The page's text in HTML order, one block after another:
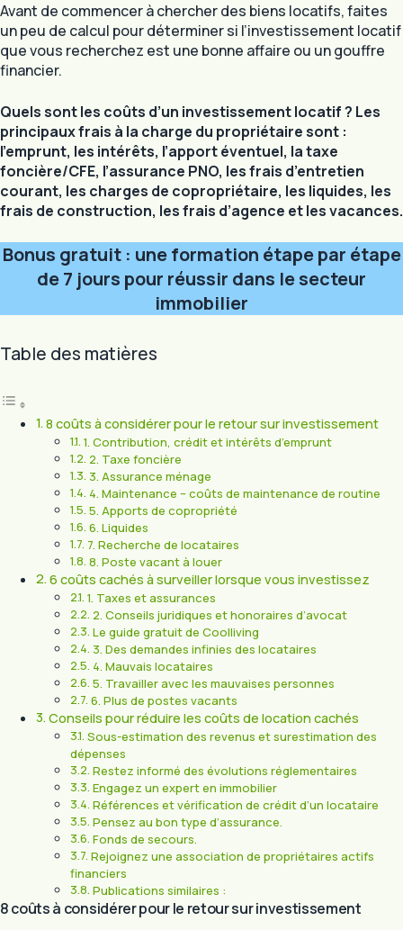
Avant de commencer à chercher des biens locatifs, faites
un peu de calcul pour déterminer si l’investissement locatif
que vous recherchez est une bonne affaire ou un gouffre
financier.
Quels sont les coûts d’un investissement locatif ? Les
principaux frais à la charge du propriétaire sont :
l’emprunt, les intérêts, l’apport éventuel, la taxe
foncière/CFE, l’assurance PNO, les frais d’entretien
courant, les charges de copropriétaire, les liquides, les
frais de construction, les frais d’agence et les vacances.
Bonus gratuit : une formation étape par étape
de 7 jours pour réussir dans le secteur
immobilier
Table des matières
8 coûts à considérer pour le retour sur investissement
1. Contribution, crédit et intérêts d’emprunt
2. Taxe foncière
3. Assurance ménage
4. Maintenance – coûts de maintenance de routine
5. Apports de copropriété
6. Liquides
7. Recherche de locataires
8. Poste vacant à louer
6 coûts cachés à surveiller lorsque vous investissez
1. Taxes et assurances
2. Conseils juridiques et honoraires d’avocat
Le guide gratuit de Coolliving
3. Des demandes infinies des locataires
4. Mauvais locataires
5. Travailler avec les mauvaises personnes
6. Plus de postes vacants
Conseils pour réduire les coûts de location cachés
Sous-estimation des revenus et surestimation des
dépenses
Restez informé des évolutions réglementaires
Engagez un expert en immobilier
Références et vérification de crédit d’un locataire
Pensez au bon type d’assurance.
Fonds de secours.
Rejoignez une association de propriétaires actifs
financiers
Publications similaires :
8 coûts à considérer pour le retour sur investissement